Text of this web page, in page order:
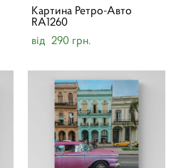
Картина Ретро-Авто
RA1260
від 290 грн.